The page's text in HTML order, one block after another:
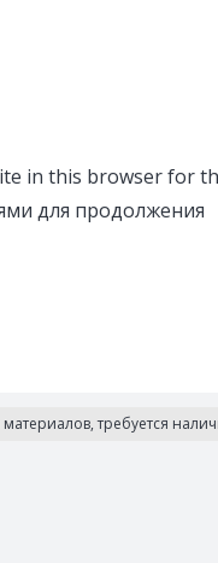
in this browser for
для продолжения
требуется